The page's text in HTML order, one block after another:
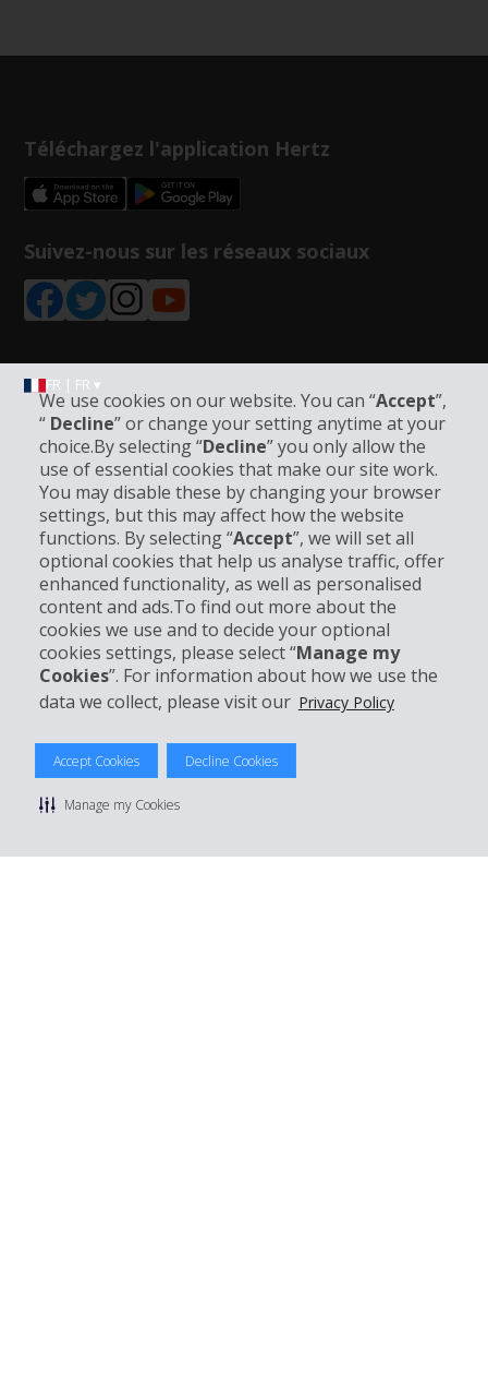
We use cookies on our website. You can “Accept”,
“ Decline” or change your setting anytime at your
choice.By selecting “Decline” you only allow the
use of essential cookies that make our site work.
You may disable these by changing your browser
settings, but this may affect how the website
functions. By selecting “Accept”, we will set all
optional cookies that help us analyse traffic, offer
enhanced functionality, as well as personalised
content and ads.To find out more about the
cookies we use and to decide your optional
cookies settings, please select “Manage my
Cookies”. For information about how we use the
data we collect, please visit our Privacy Policy
Accept Cookies Decline Cookies
Manage my Cookies
Téléchargez l'application Hertz
Suivez-nous sur les réseaux sociaux
FR | FR ▾
Informations sur l'entreprise
Entreprise
Support client
Réserver avec Hertz
© 2026 The Hertz System, Inc.
Politique de confidentialité | Conditions d'utilisation du site
Conditions de location
Gérer mes cookies